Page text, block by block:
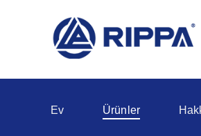
Ev Ürünler